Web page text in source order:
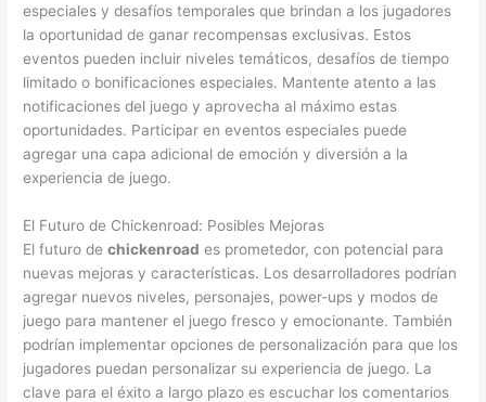
especiales y desafíos temporales que brindan a los jugadores
la oportunidad de ganar recompensas exclusivas. Estos
eventos pueden incluir niveles temáticos, desafíos de tiempo
limitado o bonificaciones especiales. Mantente atento a las
notificaciones del juego y aprovecha al máximo estas
oportunidades. Participar en eventos especiales puede
agregar una capa adicional de emoción y diversión a la
experiencia de juego.
El Futuro de Chickenroad: Posibles Mejoras
El futuro dechickenroad es prometedor, con potencial para
nuevas mejoras y características. Los desarrolladores podrían
agregar nuevos niveles, personajes, power-ups y modos de
juego para mantener el juego fresco y emocionante. También
podrían implementar opciones de personalización para que los
jugadores puedan personalizar su experiencia de juego. La
clave para el éxito a largo plazo es escuchar los comentarios